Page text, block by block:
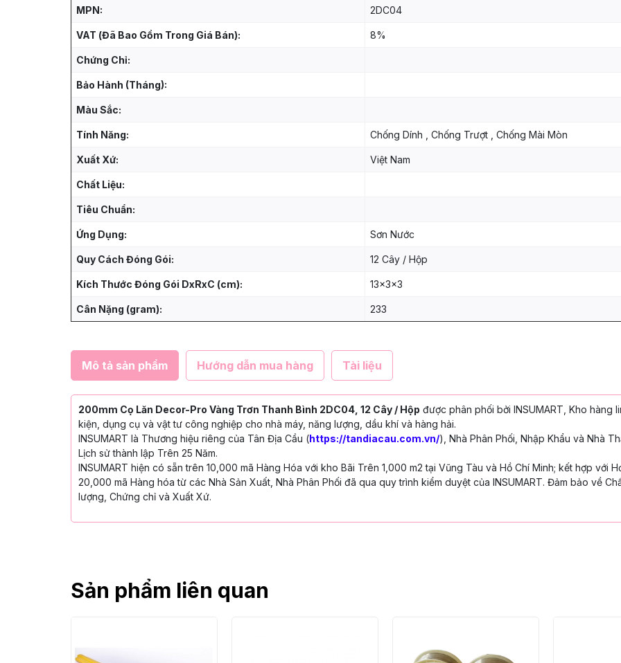
MPN: 2DC04
VAT (Đã Bao Gồm Trong Giá Bán): 8%
Chứng Chỉ:
Bảo Hành (Tháng):
Màu Sắc:
Tính Năng: Chống Dính , Chống Trượt , Chống Mài Mòn
Xuất Xứ: Việt Nam
Chất Liệu:
Tiêu Chuẩn:
Ứng Dụng: Sơn Nước
Quy Cách Đóng Gói: 12 Cây / Hộp
Kích Thước Đóng Gói DxRxC (cm): 13x3x3
Cân Nặng (gram): 233
Mô tả sản phẩm Hướng dẫn mua hàng Tài liệu
200mm Cọ Lăn Decor-Pro Vàng Trơn Thanh Bình 2DC04, 12 Cây / Hộp được phân phối bởi INSUMART, Kho hàng
kiện, dụng cụ và vật tư công nghiệp cho nhà máy, năng lượng, dầu khí và hàng hải.
INSUMART là Thương hiệu riêng của Tân Địa Cầu (https://tandiacau.com.vn/), Nhà Phân Phối, Nhập Khẩu và Nhà
Lịch sử thành lập Trên 25 Năm.
INSUMART hiện có sẵn trên 10,000 mã Hàng Hóa với kho Bãi Trên 1,000 m2 tại Vũng Tàu và Hồ Chí Minh; kết hợp với
20,000 mã Hàng hóa từ các Nhà Sản Xuất, Nhà Phân Phối đã qua quy trình kiểm duyệt của INSUMART. Đảm bảo về
lượng, Chứng chỉ và Xuất Xứ.
Sản phẩm liên quan